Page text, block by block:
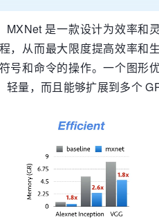
MXNet 是一款设计为效率和
，从而最大限度提高效率和
号和命令的操作。一个图形
轻量，而且能够扩展到多个